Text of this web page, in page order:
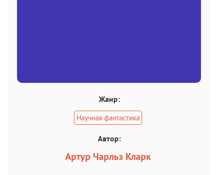
Жанр:
Научная фантастика
Автор:
Артур Чарльз Кларк